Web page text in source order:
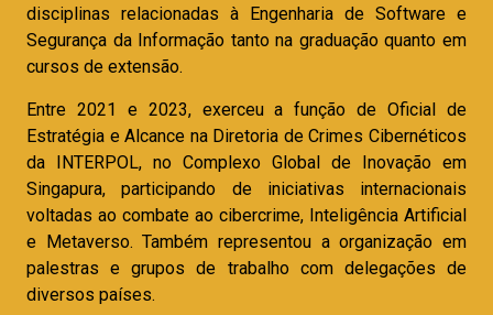
disciplinas relacionadas à Engenharia de Software e
Segurança da Informação tanto na graduação quanto em
cursos de extensão.
Entre 2021 e 2023, exerceu a função de Oficial de
Estratégia e Alcance na Diretoria de Crimes Cibernéticos
da INTERPOL, no Complexo Global de Inovação em
Singapura, participando de iniciativas internacionais
voltadas ao combate ao cibercrime, Inteligência Artificial
e Metaverso. Também representou a organização em
palestras e grupos de trabalho com delegações de
diversos países.